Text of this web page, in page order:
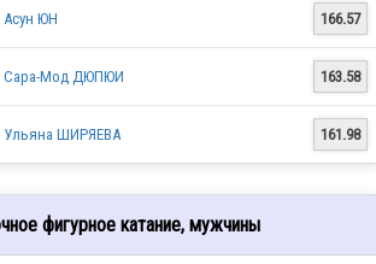
Асун ЮН 166.57
Сара-Мод ДЮПЮИ 163.58
Ульяна ШИРЯЕВА 161.98
фигурное катание, мужчины